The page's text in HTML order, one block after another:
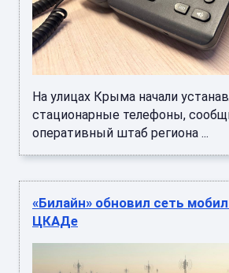
На улицах Крыма начали
стационарные телефоны,
оперативный штаб региона ...
«Билайн» обновил сеть
ЦКАДе